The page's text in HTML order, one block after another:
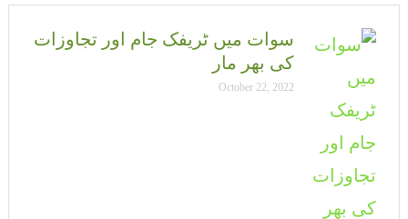
سوات میں ٹریفک جام اور تجاوزات
کی بھر مار
October 22, 2022